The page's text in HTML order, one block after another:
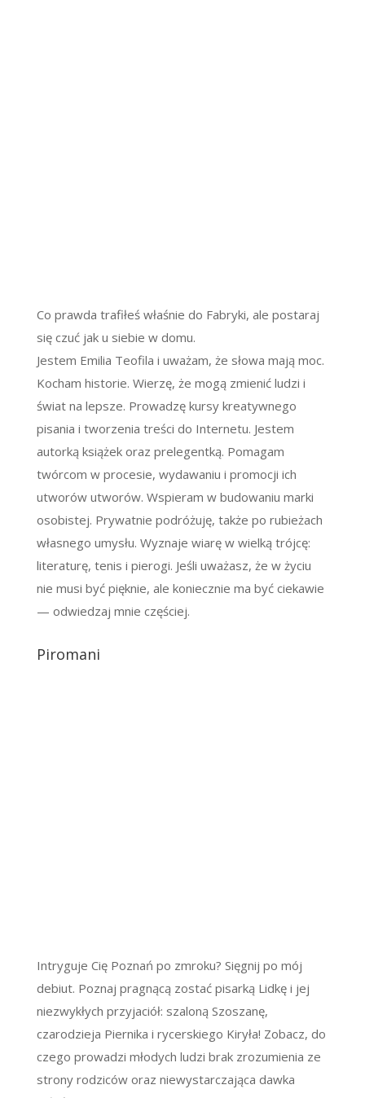
Co prawda trafiłeś właśnie do Fabryki, ale postaraj
się czuć jak u siebie w domu.
Jestem Emilia Teofila i uważam, że słowa mają moc.
Kocham historie. Wierzę, że mogą zmienić ludzi i
świat na lepsze. Prowadzę kursy kreatywnego
pisania i tworzenia treści do Internetu. Jestem
autorką książek oraz prelegentką. Pomagam
twórcom w procesie, wydawaniu i promocji ich
utworów utworów. Wspieram w budowaniu marki
osobistej. Prywatnie podróżuję, także po rubieżach
własnego umysłu. Wyznaje wiarę w wielką trójcę:
literaturę, tenis i pierogi. Jeśli uważasz, że w życiu
nie musi być pięknie, ale koniecznie ma być ciekawie
— odwiedzaj mnie częściej.
Piromani
Intryguje Cię Poznań po zmroku? Sięgnij po mój
debiut. Poznaj pragnącą zostać pisarką Lidkę i jej
niezwykłych przyjaciół: szaloną Szoszanę,
czarodzieja Piernika i rycerskiego Kiryła! Zobacz, do
czego prowadzi młodych ludzi brak zrozumienia ze
strony rodziców oraz niewystarczająca dawka